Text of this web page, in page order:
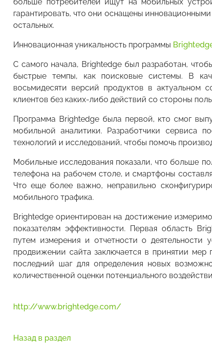
гарантировать, что они оснащены
остальных.
Инновационная уникальность программы
С самого начала, Brightеdge был разработан,
быстрые темпы, как поисковые системы. В
восьмидесяти версий продуктов в актуальном
клиентов без каких-либо действий со стороны
Программа Brightеdge была первой, кто смог
мобильной аналитики. Разработчики сервиса
технологий и исследований, чтобы помочь
Мобильные исследования показали, что больше
телефона на рабочем столе, и смартфоны
Что еще более важно, неправильно
мобильного трафика.
Brightеdge ориентирован на достижение
показателям эффективности. Первая область
путем измерения и отчетности о деятельности
продвижении сайта заключается в принятии
последний шаг для определения новых
количественной оценки потенциального
http://www.brightedge.com/
Назад в раздел